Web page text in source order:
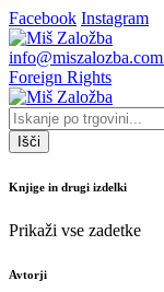
Facebook Instagram
info@miszalozba.com
Foreign Rights
Išči
Knjige in drugi izdelki
Prikaži vse zadetke
Avtorji